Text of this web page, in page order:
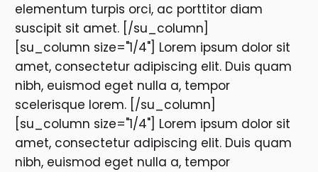
elementum turpis orci, ac porttitor diam
suscipit sit amet. [/su_column]
[su_column size="1/4"] Lorem ipsum dolor sit
amet, consectetur adipiscing elit. Duis quam
nibh, euismod eget nulla a, tempor
scelerisque lorem. [/su_column]
[su_column size="1/4"] Lorem ipsum dolor sit
amet, consectetur adipiscing elit. Duis quam
nibh, euismod eget nulla a, tempor